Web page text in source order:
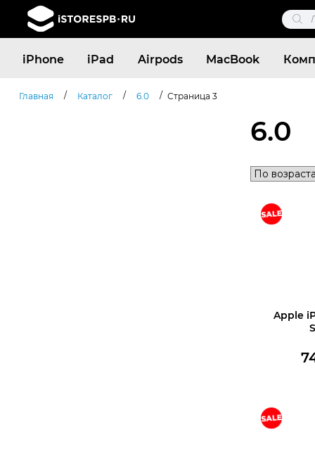
iPhone iPad Airpods MacBook
Поиск
товаров
Главная / Каталог / 6.0 / Страница 3
6.0
Apple
В